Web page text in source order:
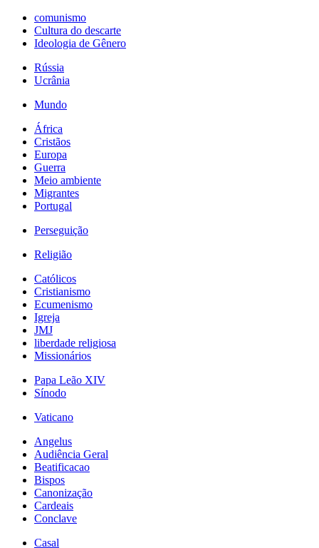
comunismo
Cultura do descarte
Ideologia de Gênero
Rússia
Ucrânia
Mundo
África
Cristãos
Europa
Guerra
Meio ambiente
Migrantes
Portugal
Perseguição
Religião
Católicos
Cristianismo
Ecumenismo
Igreja
JMJ
liberdade religiosa
Missionários
Papa Leão XIV
Sínodo
Vaticano
Angelus
Audiência Geral
Beatificacao
Bispos
Canonização
Cardeais
Conclave
Casal